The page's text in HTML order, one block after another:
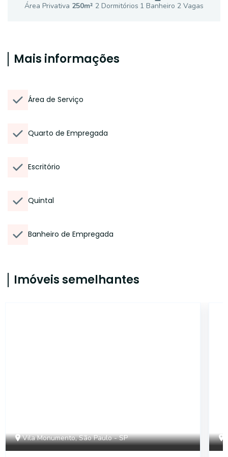
Área Privativa 250m² 2Dormitórios 1 Banheiro 2Vagas
Mais informações
Área de Serviço
Quarto de Empregada
Escritório
Quintal
Banheiro de Empregada
Imóveis semelhantes
Vila Monumento, São Paulo - SP